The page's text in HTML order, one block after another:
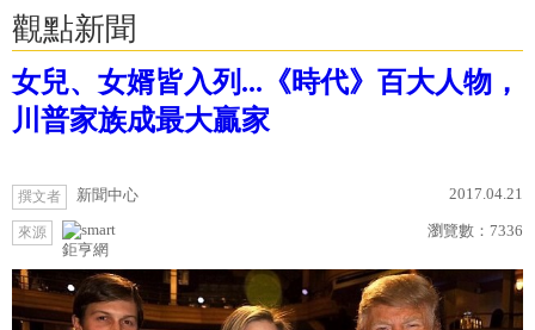
觀點新聞
女兒、女婿皆入列...《時代》百大人物，
川普家族成最大贏家
撰文者 新聞中心 2017.04.21
來源
鉅亨網
瀏覽數： 7336